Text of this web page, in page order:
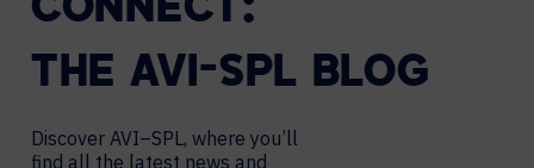
CONNECT:
THE AVI-SPL BLOG
Discover AVI–SPL, where you’ll
find all the latest news and